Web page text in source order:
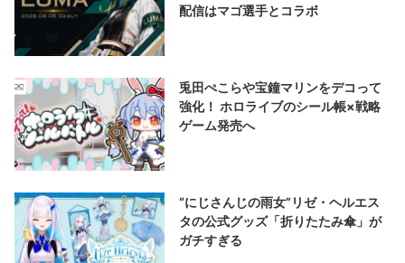
配信はマゴ選手とコラボ
兎田ぺこらや宝鐘マリンをデコって
強化！ ホロライブのシール帳×戦略
ゲーム発売へ
“にじさんじの雨女”リゼ・ヘルエス
タの公式グッズ「折りたたみ傘」が
ガチすぎる